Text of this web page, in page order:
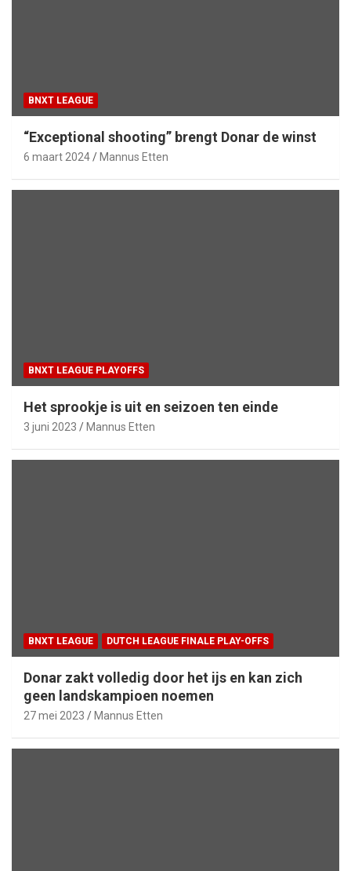
BNXT LEAGUE
“Exceptional shooting” brengt Donar de winst
6 maart 2024 Mannus Etten
BNXT LEAGUE PLAYOFFS
Het sprookje is uit en seizoen ten einde
3 juni 2023 Mannus Etten
BNXT LEAGUE DUTCH LEAGUE FINALE PLAY-OFFS
Donar zakt volledig door het ijs en kan zich
geen landskampioen noemen
27 mei 2023 Mannus Etten